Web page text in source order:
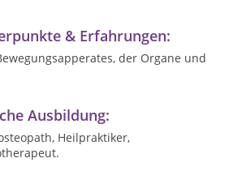
& Erfahrungen:
der Organe und
Ausbildung:
Heilpraktiker,